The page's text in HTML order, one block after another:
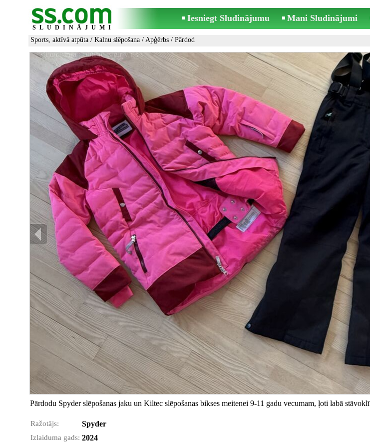
SLUDINĀJUMI
Iesniegt Sludinājumu Mani Sludinājumi
Sports, aktīvā atpūta / Kalnu slēpošana / Apģērbs / Pārdod
Pārdodu Spyder slēpošanas jaku un Kiltec slēpošanas bikses meitenei 9-11 gadu vecumam, ļoti labā stāvoklī
Ražotājs: Spyder
Izlaiduma gads: 2024